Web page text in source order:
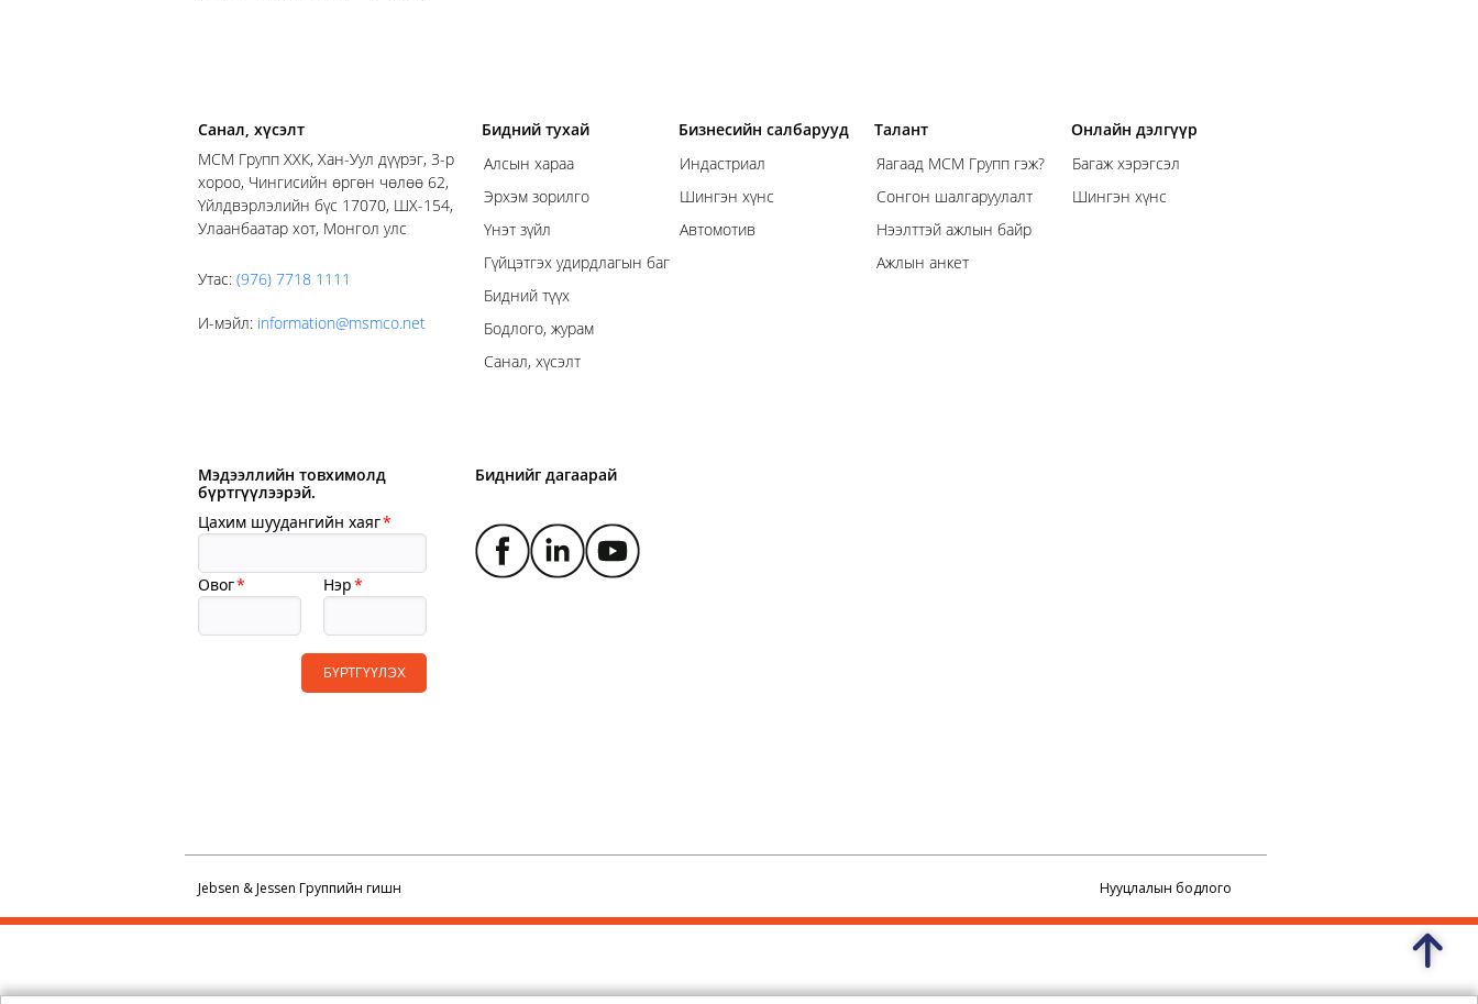
Санал, хүсэлт
MСM Групп ХХК, Хан-Уул дүүрэг, 3-р
хороо, Чингисийн өргөн чөлөө 62,
Үйлдвэрлэлийн бүс 17070, ШХ-154,
Улаанбаатар хот, Монгол улс
Утас: (976) 7718 1111
И-мэйл: information@msmco.net
Бидний тухай
Алсын хараа
Эрхэм зорилго
Үнэт зүйл
Гүйцэтгэх удирдлагын баг
Бидний түүх
Бодлого, журам
Санал, хүсэлт
Бизнесийн салбарууд
Индастриал
Шингэн хүнс
Автомотив
Талант
Яагаад МСМ Групп гэж?
Сонгон шалгаруулалт
Нээлттэй ажлын байр
Ажлын анкет
Онлайн дэлгүүр
Багаж хэрэгсэл
Шингэн хүнс
Мэдээллийн товхимолд
бүртгүүлээрэй.
Биднийг дагаарай
Jebsen & Jessen Группийн гишүүн Нууцлалын бодлого